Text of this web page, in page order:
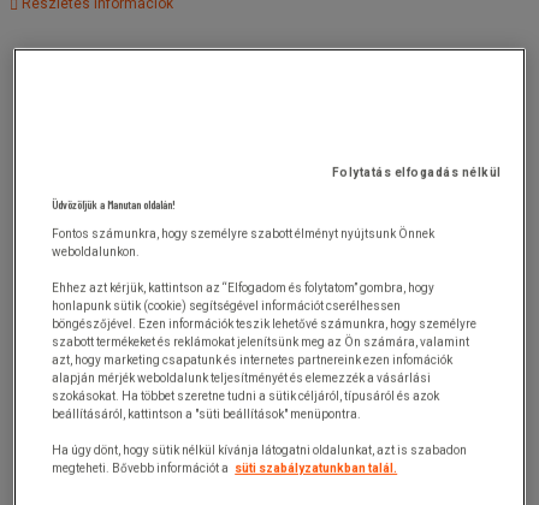
Részletes információk
Folytatás elfogadás nélkül
Üdvözöljük a Manutan oldalán!
Fontos számunkra, hogy személyre szabott élményt nyújtsunk Önnek
weboldalunkon.
Ehhez azt kérjük, kattintson az “Elfogadom és folytatom” gombra, hogy
honlapunk sütik (cookie) segítségével információt cserélhessen
böngészőjével. Ezen információk teszik lehetővé számunkra, hogy személyre
szabott termékeket és reklámokat jelenítsünk meg az Ön számára, valamint
azt, hogy marketing csapatunk és internetes partnereink ezen infomációk
alapján mérjék weboldalunk teljesítményét és elemezzék a vásárlási
szokásokat. Ha többet szeretne tudni a sütik céljáról, típusáról és azok
beállításáról, kattintson a "süti beállítások" menüpontra.
Ha úgy dönt, hogy sütik nélkül kívánja látogatni oldalunkat, azt is szabadon
megteheti. Bővebb információt a
süti szabályzatunkban talál.